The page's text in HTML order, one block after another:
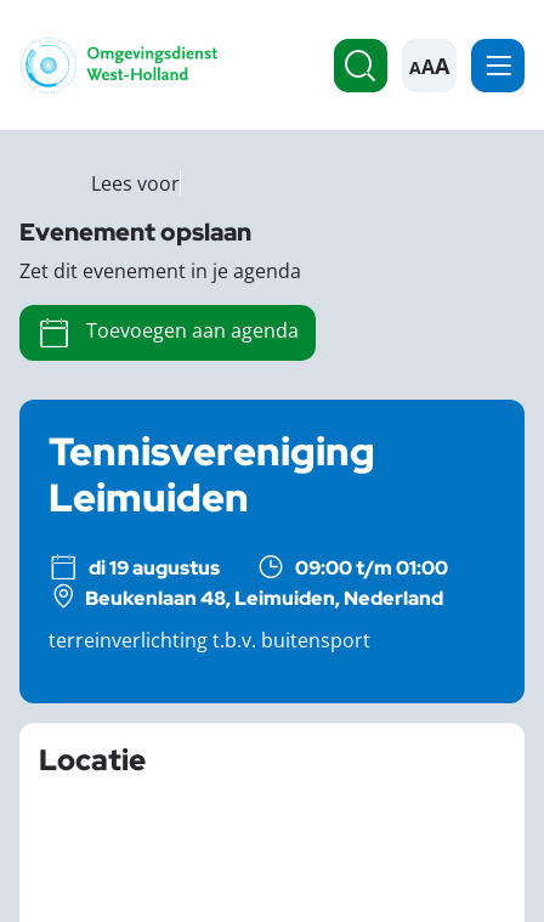
A
Tennisvereniging
Leimuiden
di 19 augustus
09:00 t/m 01:00
Beukenlaan 48, Leimuiden, Nederland
terreinverlichting t.b.v. buitensport
Locatie
Lees voor
Evenement opslaan
Zet dit evenement in je agenda
Toevoegen aan agenda